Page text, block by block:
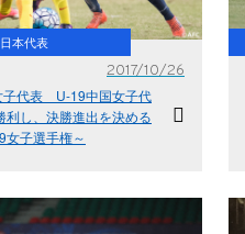
日本代表
2017/10/26
子代表 U-19中国女子代
利し、決勝進出を決める
女子選手権～